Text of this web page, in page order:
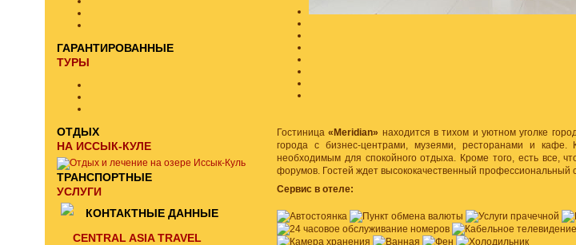
Гостиница« Meridian» находится в тихом и уютном уголке
города с бизнес-центрами, музеями, ресторанами и
необходимым для спокойного отдыха. Кроме того, есть все,
форумов. Гостей ждет высококачественный профессиональный
Сервис в отеле:
ГАРАНТИРОВАННЫЕ
ТУРЫ
ОТДЫХ
НА ИССЫК-КУЛЕ
ТРАНСПОРТНЫЕ
УСЛУГИ
КОНТАКТНЫЕ ДАННЫЕ
CENTRAL ASIA TRAVEL